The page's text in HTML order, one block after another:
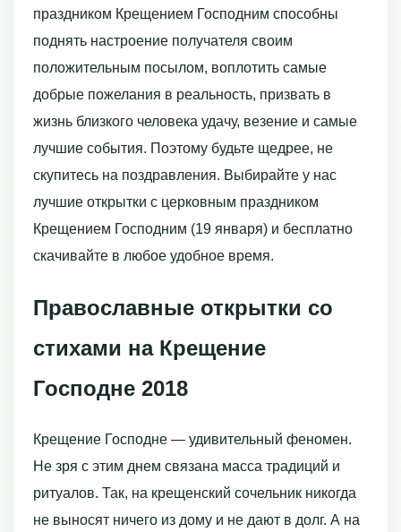
праздником Крещением Господним способны
поднять настроение получателя своим
положительным посылом, воплотить самые
добрые пожелания в реальность, призвать в
жизнь близкого человека удачу, везение и самые
лучшие события. Поэтому будьте щедрее, не
скупитесь на поздравления. Выбирайте у нас
лучшие открытки с церковным праздником
Крещением Господним (19 января) и бесплатно
скачивайте в любое удобное время.
Православные открытки со
стихами на Крещение
Господне 2018
Крещение Господне — удивительный феномен.
Не зря с этим днем связана масса традиций и
ритуалов. Так, на крещенский сочельник никогда
не выносят ничего из дому и не дают в долг. А на